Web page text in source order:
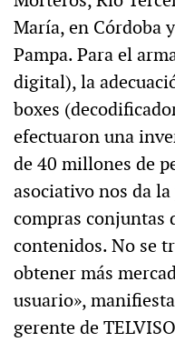
María, en Córdoba
Pampa. Para el
digital), la
boxes
efectuaron una
de 40 millones de
asociativo nos da
compras conjuntas
contenidos. No se
obtener más
usuario»,
gerente de